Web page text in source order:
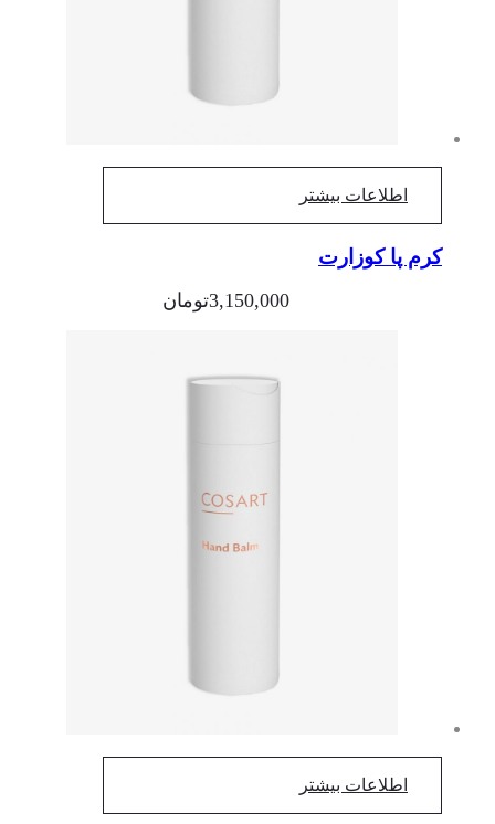
اطلاعات بیشتر
کرم پا کوزارت
3,150,000تومان
اطلاعات بیشتر